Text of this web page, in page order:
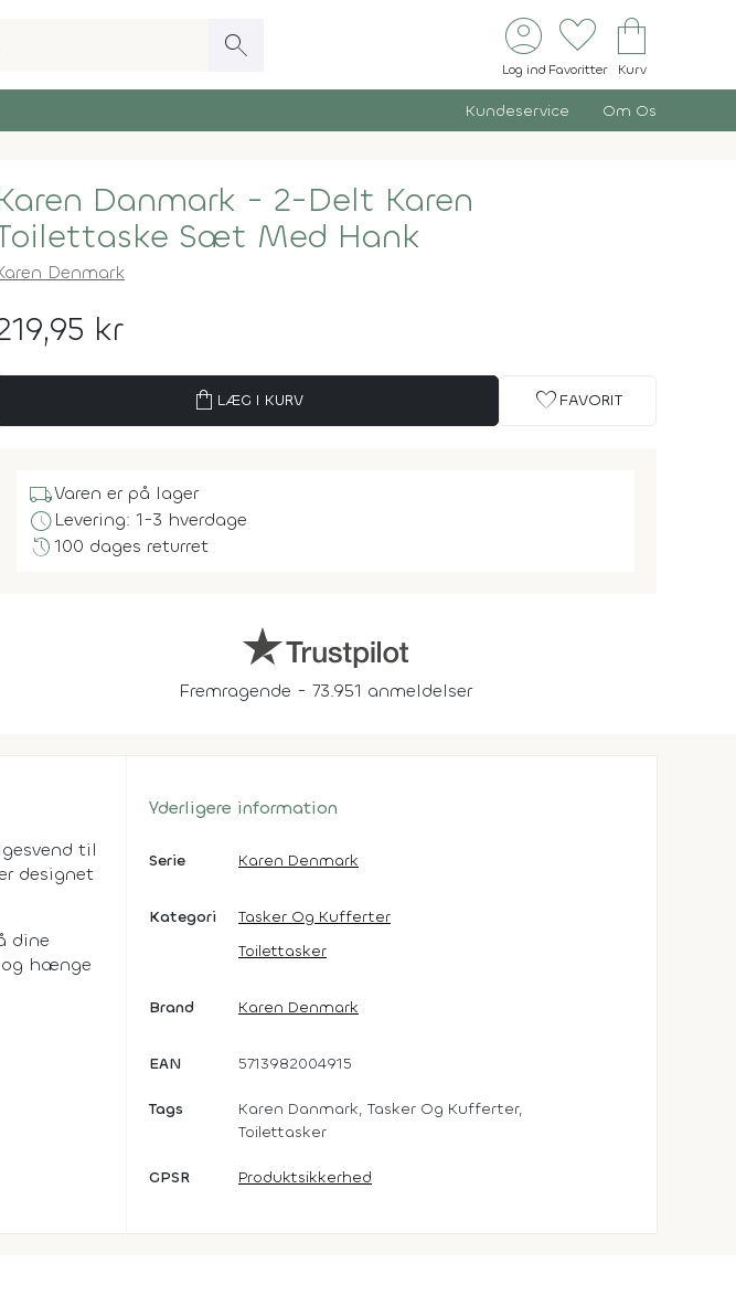
search account_circle
Log ind
favorite
Favoritter
shopping_bag
Kurv
Kundeservice Om Os
Danmark - 2-Delt Karen
Sæt Med Hank
Denmark
kr
shopping_bag LÆG I KURV favorite FAVORIT
local_shippingVaren er på lager
scheduleLevering: 1-3 hverdage
history100 dages returret
Fremragende - 73.951 anmeldelser
til
designet
dine
og hænge
Yderligere information
Serie Karen Denmark
Kategori
Tasker Og Kufferter
Toilettasker
Brand Karen Denmark
EAN 5713982004915
Tags
Karen Danmark, Tasker Og Kufferter,
Toilettasker
GPSR Produktsikkerhed